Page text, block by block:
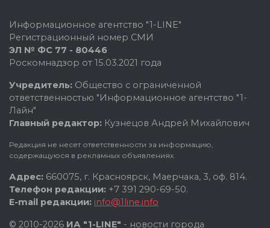
Информационное агентство "1-LINE"
Регистрационный номер СМИ
ЭЛ № ФС 77 - 80446
Роскомнадзор от 15.03.2021 года
Учредитель: Общество с ограниченной
ответственностью "Информационное агентство "1-
Лайн"
Главный редактор: Кузнецов Андрей Михайлович
Редакция не несет ответственности за информацию,
содержащуюся в рекламных объявлениях.
Адрес: 660075, г. Красноярск, Маерчака, 3, оф. 814.
Телефон редакции: +7 391 290-69-50.
E-mail редакции: info@1line.info
© 2010-2026 ИА "1-LINE" - новости города